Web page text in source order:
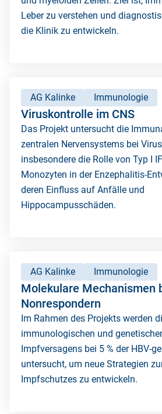
Leber zu verstehen und
die Klinik zu entwickeln.
AG Kalinke Immunologie
Viruskontrolle im CNS
Das Projekt untersucht die
zentralen Nervensystems bei
insbesondere die Rolle von Typ I
Monozyten in der Enzephalitis-
deren Einfluss auf Anfälle und
Hippocampusschäden.
AG Kalinke Immunologie
Molekulare Mechanismen
Nonrespondern
Im Rahmen des Projekts werden
immunologischen und
Impfversagens bei 5 % der HBV-
untersucht, um neue Strategien
Impfschutzes zu entwickeln.